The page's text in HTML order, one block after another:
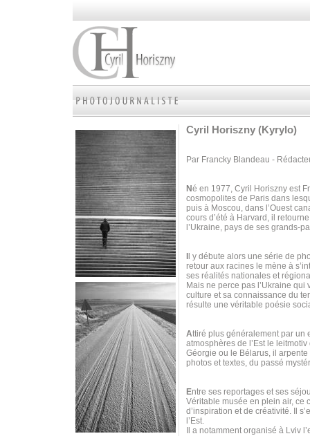
Cyril Horiszny (Kyrylo)
Par Francky Blandeau -
Né en 1977, Cyril Horiszny est
cosmopolites de Paris dans
puis à Moscou, dans l’Ouest
cours d’été à Harvard, il
l’Ukraine, pays de ses grands-
l y débute alors une série de
retour aux racines le mène à
ses réalités nationales et
Mais ne perce pas l’Ukraine
culture et sa connaissance du
résulte une véritable poésie
Attiré plus généralement par un
atmosphères de l’Est le
Géorgie ou le Bélarus, il
photos et textes, du passé
Entre ses reportages et ses
Véritable musée en plein air, ce
d’inspiration et de créativité. Il
l’Est.
Il a notamment organisé à Lviv